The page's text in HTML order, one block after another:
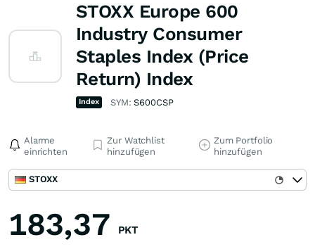
STOXX Europe 600
Industry Consumer
Staples Index (Price
Return) Index
Index SYM:S600CSP
Alarme
einrichten
Zur Watchlist
hinzufügen
Zum Portfolio
hinzufügen
STOXX
183,37 PKT